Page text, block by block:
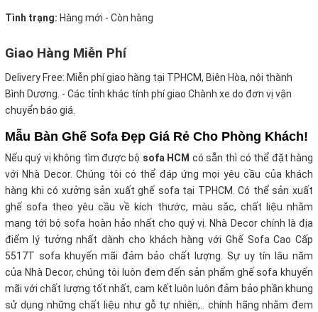
Tình trạng: Hàng mới - Còn hàng
Giao Hàng Miễn Phí
Delivery Free: Miễn phí giao hàng tại TPHCM, Biên Hòa, nội thành
Bình Dương. - Các tỉnh khác tính phí giao Chành xe do đơn vị vận
chuyển báo giá.
Mẫu Bàn Ghế Sofa Đẹp Giá Rẻ Cho Phòng Khách!
Nếu quý vị không tìm được bộ sofa HCM có sẵn thì có thể đặt hàng
với Nhà Decor. Chúng tôi có thể đáp ứng mọi yêu cầu của khách
hàng khi có xưởng sản xuất ghế sofa tại TPHCM. Có thể sản xuất
ghế sofa theo yêu cầu về kích thước, màu sắc, chất liệu nhằm
mang tới bộ sofa hoàn hảo nhất cho quý vị. Nhà Decor chính là địa
điểm lý tưởng nhất dành cho khách hàng với Ghế Sofa Cao Cấp
5517T sofa khuyến mãi đảm bảo chất lượng. Sự uy tín lâu năm
của Nhà Decor, chúng tôi luôn đem đến sản phẩm ghế sofa khuyến
mãi với chất lượng tốt nhất, cam kết luôn luôn đảm bảo phần khung
sử dụng những chất liệu như gỗ tự nhiên,.. chính hãng nhằm đem